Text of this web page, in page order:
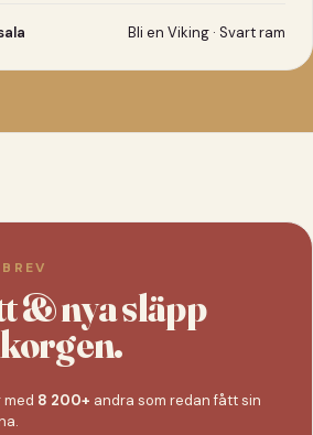
Bli en Viking · Svart ram
& nya släpp
med 8 200+ andra som redan fått sin